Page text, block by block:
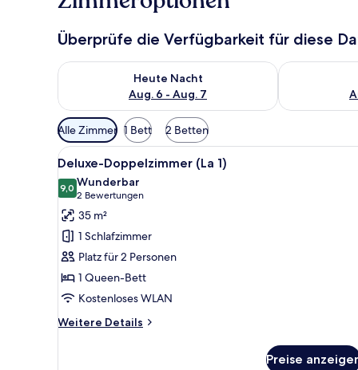
Überprüfe die Verfügbarkeit für diese
Heute Nacht
Aug. 6 - Aug. 7
Überprüfe die Verfügbarkeit für heute Nacht, Aug. 6
Überprüfe
Verfügbare
Filter
für
Zimmer
Alle Zimmer 1 Bett 2 Betten
Alle
Fotos
für
Deluxe-
Doppelzimmer
(La
1)
anzeigen
Ein Schlafzimmer mit einem
5
Deluxe-Doppelzimmer (La 1)
9,09,0 von 10
Wunderbar
2 Bewertungen
(2
Bewertungen)
35 m²
1 Schlafzimmer
Platz für 2 Personen
1 Queen-Bett
Kostenloses WLAN
Weitere Details
Weitere
Preise